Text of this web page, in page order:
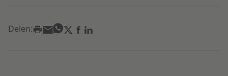
Delen: